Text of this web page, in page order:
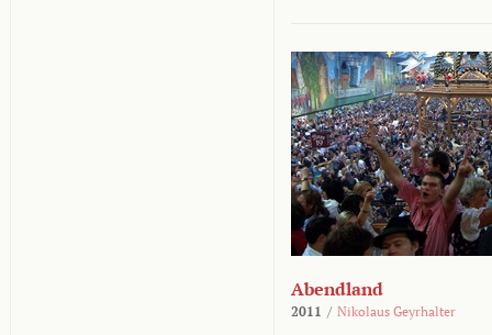
Abendland
2011 / Nikolaus Geyrhalter